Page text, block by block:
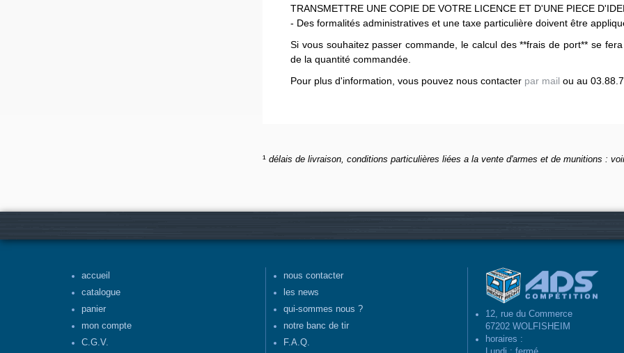
TRANSMETTRE UNE COPIE DE VOTRE LICENCE ET D'UNE PIECE
- Des formalités administratives et une taxe particulière doivent être
Si vous souhaitez passer commande, le calcul des **frais de port** se
de la quantité commandée.
Pour plus d'information, vous pouvez nous contacter par mail ou au
¹ délais de livraison, conditions particulières liées a la vente d'armes et de munitions :
accueil
catalogue
panier
mon compte
C.G.V.
nous contacter
les news
qui-sommes nous ?
notre banc de tir
F.A.Q.
12, rue du Commerce
67202 WOLFISHEIM
horaires :